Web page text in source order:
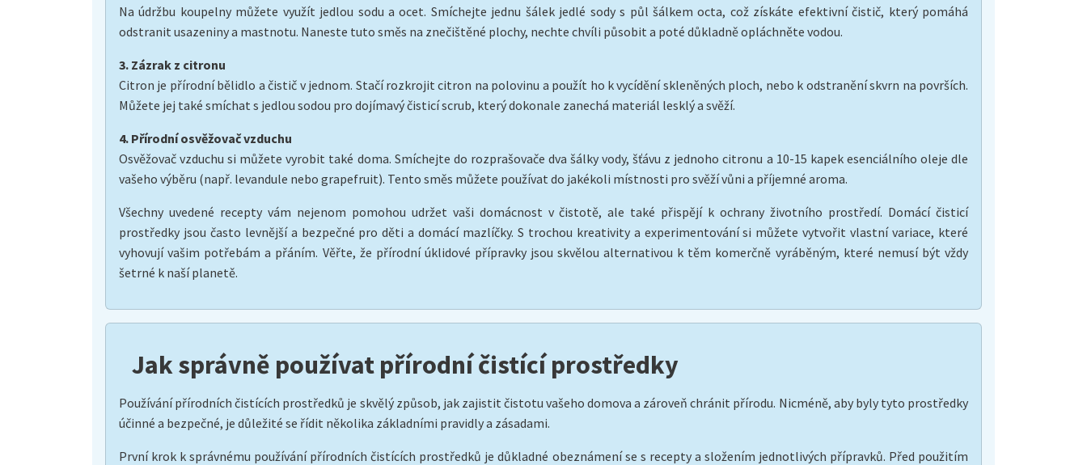
Na údržbu koupelny můžete využít jedlou sodu a ocet. Smíchejte jednu šálek jedlé sody s půl šálkem octa, což získáte efektivní čistič, který pomáhá
odstranit usazeniny a mastnotu. Naneste tuto směs na znečištěné plochy, nechte chvíli působit a poté důkladně opláchněte vodou.
3. Zázrak z citronu
Citron je přírodní bělidlo a čistič v jednom. Stačí rozkrojit citron na polovinu a použít ho k vycídění skleněných ploch, nebo k odstranění skvrn na površích.
Můžete jej také smíchat s jedlou sodou pro dojímavý čisticí scrub, který dokonale zanechá materiál lesklý a svěží.
4. Přírodní osvěžovač vzduchu
Osvěžovač vzduchu si můžete vyrobit také doma. Smíchejte do rozprašovače dva šálky vody, šťávu z jednoho citronu a 10-15 kapek esenciálního oleje dle
vašeho výběru (např. levandule nebo grapefruit). Tento směs můžete používat do jakékoli místnosti pro svěží vůni a příjemné aroma.
Všechny uvedené recepty vám nejenom pomohou udržet vaši domácnost v čistotě, ale také přispějí k ochrany životního prostředí. Domácí čisticí
prostředky jsou často levnější a bezpečné pro děti a domácí mazlíčky. S trochou kreativity a experimentování si můžete vytvořit vlastní variace, které
vyhovují vašim potřebám a přáním. Věřte, že přírodní úklidové přípravky jsou skvělou alternativou k těm komerčně vyráběným, které nemusí být vždy
šetrné k naší planetě.
Jak správně používat přírodní čistící prostředky
Používání přírodních čistících prostředků je skvělý způsob, jak zajistit čistotu vašeho domova a zároveň chránit přírodu. Nicméně, aby byly tyto prostředky
účinné a bezpečné, je důležité se řídit několika základními pravidly a zásadami.
První krok k správnému používání přírodních čistících prostředků je důkladné obeznámení se s recepty a složením jednotlivých přípravků. Před použitím